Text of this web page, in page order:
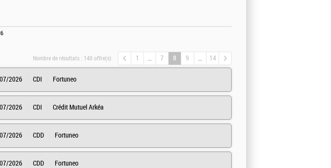
Nombre de résultats : 140 offre(s) 1 7 8 9 14
2026 CDI Fortuneo
2026 CDI Crédit Mutuel Arkéa
2026 CDD Fortuneo
2026 CDD Fortuneo